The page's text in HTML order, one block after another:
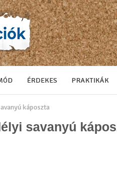
ÉRDEKES PRAKTIKÁK
káposzta
savanyú